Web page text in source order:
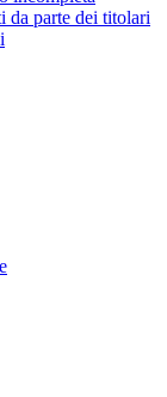
da parte dei titolari